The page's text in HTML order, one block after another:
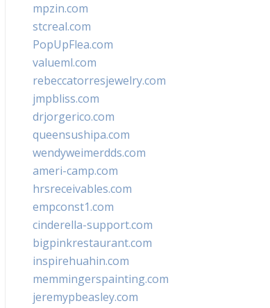
mpzin.com
stcreal.com
PopUpFlea.com
valueml.com
rebeccatorresjewelry.com
jmpbliss.com
drjorgerico.com
queensushipa.com
wendyweimerdds.com
ameri-camp.com
hrsreceivables.com
empconst1.com
cinderella-support.com
bigpinkrestaurant.com
inspirehuahin.com
memmingerspainting.com
jeremypbeasley.com